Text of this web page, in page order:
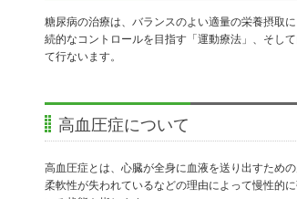
糖尿病の治療は、バランスのよい適量の栄養摂取
続的なコントロールを目指す「運動療法」、そし
て行ないます。
高血圧症について
高血圧症とは、心臓が全身に血液を送り出すため
柔軟性が失われているなどの理由によって慢性的